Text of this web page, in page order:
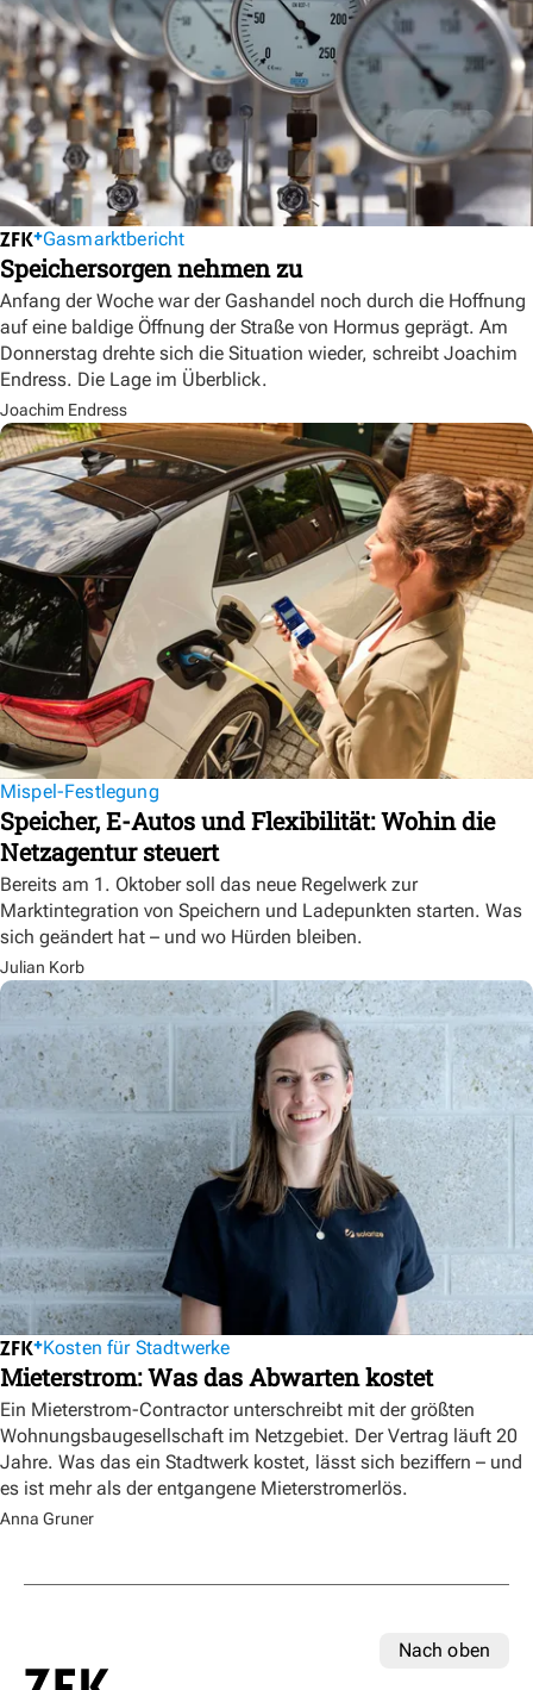
Gasmarktbericht
Speichersorgen nehmen zu
Anfang der Woche war der Gashandel noch durch die Hoffnung
auf eine baldige Öffnung der Straße von Hormus geprägt. Am
Donnerstag drehte sich die Situation wieder, schreibt Joachim
Endress. Die Lage im Überblick.
Joachim Endress
Mispel-Festlegung
Speicher, E-Autos und Flexibilität: Wohin die
Netzagentur steuert
Bereits am 1. Oktober soll das neue Regelwerk zur
Marktintegration von Speichern und Ladepunkten starten. Was
sich geändert hat – und wo Hürden bleiben.
Julian Korb
Kosten für Stadtwerke
Mieterstrom: Was das Abwarten kostet
Ein Mieterstrom-Contractor unterschreibt mit der größten
Wohnungsbaugesellschaft im Netzgebiet. Der Vertrag läuft 20
Jahre. Was das ein Stadtwerk kostet, lässt sich beziffern – und
es ist mehr als der entgangene Mieterstromerlös.
Anna Gruner
Nach oben